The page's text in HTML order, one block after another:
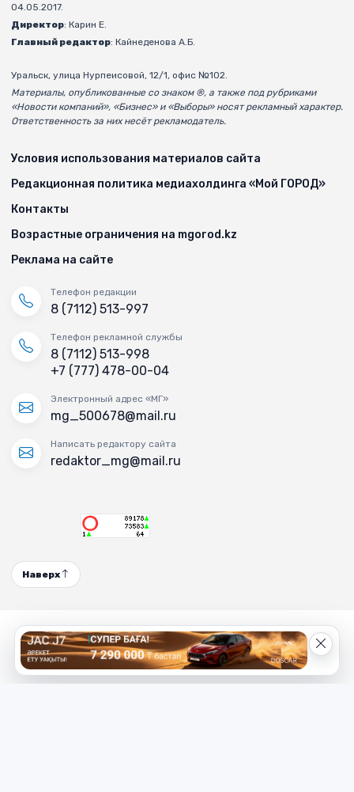
04.05.2017.
Директор: Карин Е.
Главный редактор: Кайнеденова А.Б.
Уральск, улица Нурпеисовой, 12/1, офис №102.
Материалы, опубликованные со знаком ®, а также под рубриками
«Новости компаний», «Бизнес» и «Выборы» носят рекламный характер.
Ответственность за них несёт рекламодатель.
Условия использования материалов сайта
Редакционная политика медиахолдинга «Мой ГОРОД»
Контакты
Возрастные ограничения на mgorod.kz
Реклама на сайте
Телефон редакции
8 (7112) 513-997
Телефон рекламной службы
8 (7112) 513-998
+7 (777) 478-00-04
Электронный адрес «МГ»
mg_500678@mail.ru
Написать редактору сайта
redaktor_mg@mail.ru
Наверх